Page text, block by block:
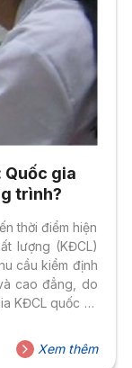
Quốc gia
trình?
thời điểm hiện
lượng (KĐCL)
cầu kiểm định
cao đẳng, do
KĐCL quốc tế.
khung pháp lý,
tạo (CSĐT) và
Xem thêm